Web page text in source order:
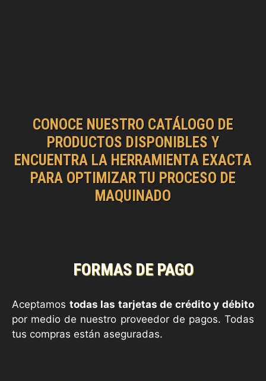
CONOCE NUESTRO CATÁLOGO DE
PRODUCTOS DISPONIBLES Y
ENCUENTRA LA HERRAMIENTA EXACTA
PARA OPTIMIZAR TU PROCESO DE
MAQUINADO
FORMAS DE PAGO
Aceptamos todas las tarjetas de crédito y débito
por medio de nuestro proveedor de pagos. Todas
tus compras están aseguradas.